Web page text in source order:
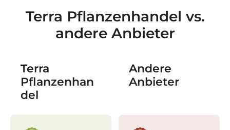
Terra Pflanzenhandel vs.
andere Anbieter
Terra
Pflanzenhan
del
Andere
Anbieter